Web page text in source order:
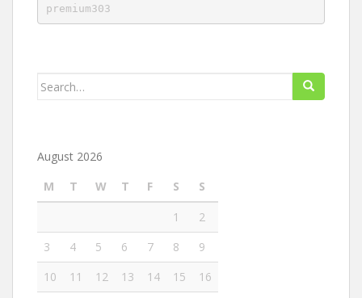
premium303
Search
August 2026
M
T W T F S
S
1
2
3
4 5 6 7 8
9
10
11 12 13 14 15
16